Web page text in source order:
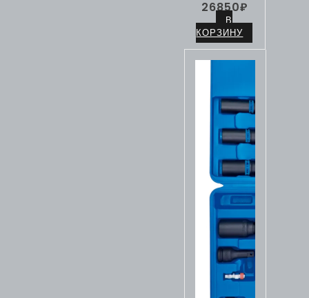
26850₽
В
КОРЗИНУ